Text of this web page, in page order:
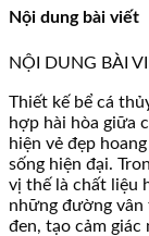
Nội dung bài viết
NỘI DUNG BÀI
Thiết kế bể cá
hợp hài hòa giữa
hiện vẻ đẹp
sống hiện đại.
vị thế là chất liệu
những đường
đen, tạo cảm